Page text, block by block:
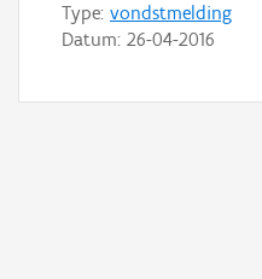
Type: vondstmelding
Datum: 26-04-2016